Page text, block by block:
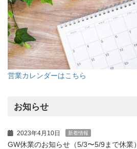
営業カレンダーはこちら
お知らせ
2023年4月10日 新着情報
GW休業のお知らせ（5/3〜5/9まで休業）